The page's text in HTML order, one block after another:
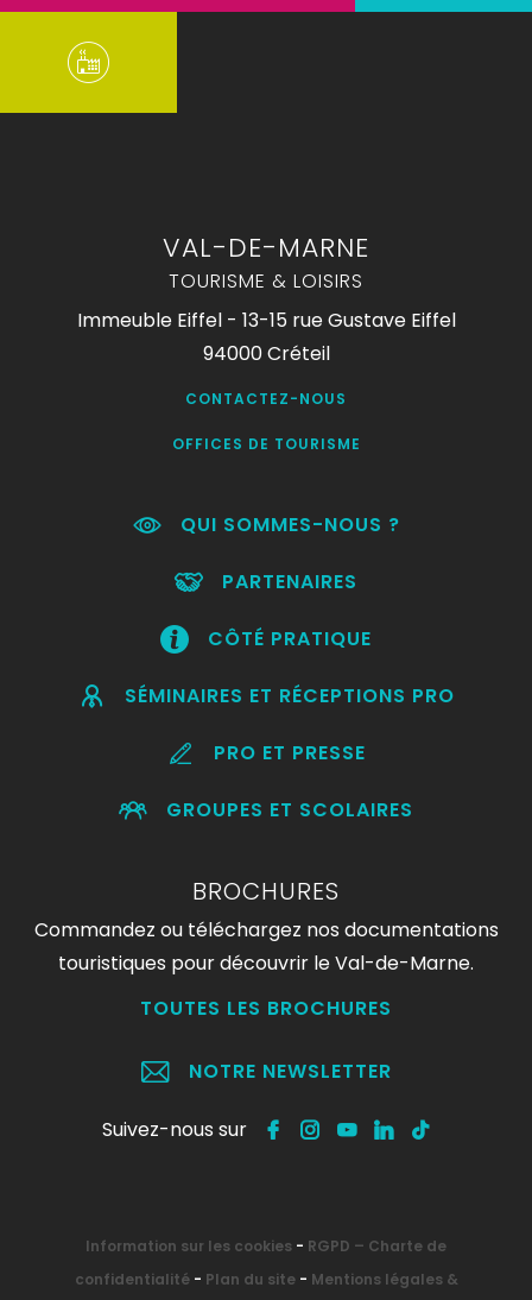
VAL-DE-MARNE
TOURISME & LOISIRS
Immeuble Eiffel - 13-15 rue Gustave Eiffel
94000 Créteil
CONTACTEZ-NOUS
OFFICES DE TOURISME
QUI SOMMES-NOUS ?
PARTENAIRES
CÔTÉ PRATIQUE
SÉMINAIRES ET RÉCEPTIONS PRO
PRO ET PRESSE
GROUPES ET SCOLAIRES
BROCHURES
Commandez ou téléchargez nos documentations
touristiques pour découvrir le Val-de-Marne.
TOUTES LES BROCHURES
NOTRE NEWSLETTER
Suivez-nous sur
Information sur les cookies - RGPD – Charte de
confidentialité- Plan du site- Mentions légales &